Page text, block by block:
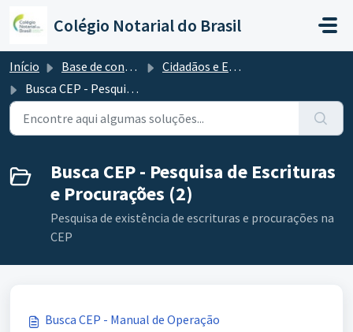
Colégio Notarial do Brasil
Início Base de conhecimento
Cidadãos e Empresas
Busca CEP - Pesquisa de Escrituras e Procurações
Busca CEP - Pesquisa de Escrituras
e Procurações (2)
Pesquisa de existência de escrituras e procurações na
CEP
Busca CEP - Manual de Operação